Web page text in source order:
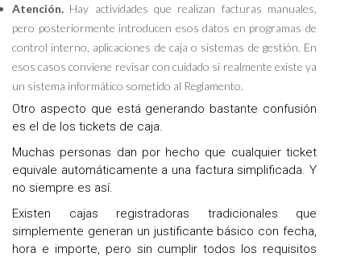
Atención. Hay actividades que realizan facturas manuales,
pero posteriormente introducen esos datos en programas de
control interno, aplicaciones de caja o sistemas de gestión. En
esos casos conviene revisar con cuidado si realmente existe ya
un sistema informático sometido al Reglamento.
Otro aspecto que está generando bastante confusión
es el de los tickets de caja.
Muchas personas dan por hecho que cualquier ticket
equivale automáticamente a una factura simplificada. Y
no siempre es así.
Existen cajas registradoras tradicionales que
simplemente generan un justificante básico con fecha,
hora e importe, pero sin cumplir todos los requisitos